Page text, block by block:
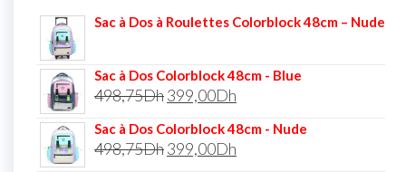
Sac à Dos à Roulettes Colorblock 48cm – Nude
Sac à Dos Colorblock 48cm - Blue
498,75Dh399,00Dh
Sac à Dos Colorblock 48cm - Nude
498,75Dh399,00Dh